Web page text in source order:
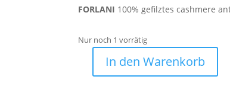
FORLANI 100% gefilztes cashmere
Nur noch 1 vorrätig
In den Warenkorb